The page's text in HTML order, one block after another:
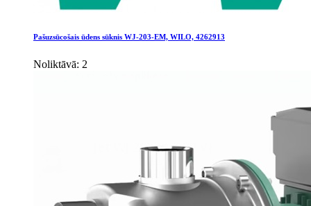
Pašuzsūcošais ūdens sūknis WJ-203-EM, WILO, 4262913
Noliktāvā: 2